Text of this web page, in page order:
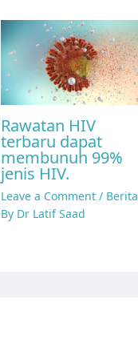
Rawatan HIV
terbaru dapat
membunuh 99%
jenis HIV.
Leave a Comment / Berita
By Dr Latif Saad